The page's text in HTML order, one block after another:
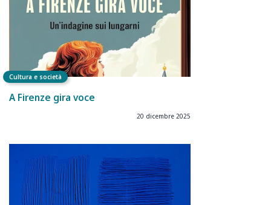
Cultura e società
A Firenze gira voce
20 dicembre 2025